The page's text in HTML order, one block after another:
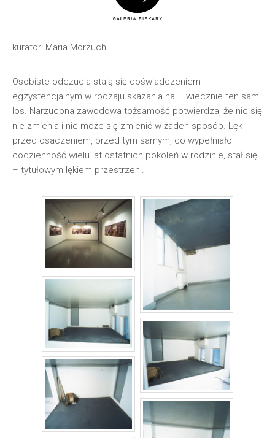
kurator: Maria Morzuch
Osobiste odczucia stają się doświadczeniem
egzystencjalnym w rodzaju skazania na – wiecznie ten sam
los. Narzucona zawodowa tożsamość potwierdza, że nic się
nie zmienia i nie może się zmienić w żaden sposób. Lęk
przed osaczeniem, przed tym samym, co wypełniało
codzienność wielu lat ostatnich pokoleń w rodzinie, stał się
– tytułowym lękiem przestrzeni.